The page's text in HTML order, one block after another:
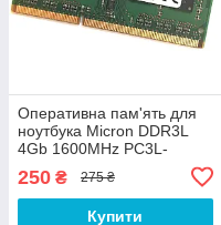
Оперативна пам'ять для
ноутбука Micron DDR3L
4Gb 1600MHz PC3L-
(MT8KTF51264HZ-1G6N1)
Б/В
250 ₴ 275 ₴
Купити